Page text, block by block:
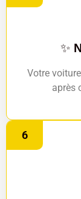
✨
Votre
après
6